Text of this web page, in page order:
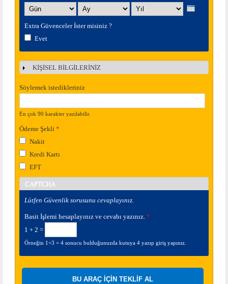
Gün
Ay Yıl
Extra Güvenceler İster misiniz ?
Evet
Göster
KİŞİSEL BİLGİLERİNİZ
Söylemek istedikleriniz
En çok 90 karakter yazılabilir.
Ödeme Şekli *
Nakit
Kredi Kartı
EFT
CAPTCHA
Lütfen Güvenlik sorusunu cevaplayınız.
Basit İşlemi hesaplayınız ve cevabı yazınız. *
1 + 2 =
Örneğin 1+3 = 4 sonucu bulduğunuzda kutuya 4 yazıp giriş yapınız.